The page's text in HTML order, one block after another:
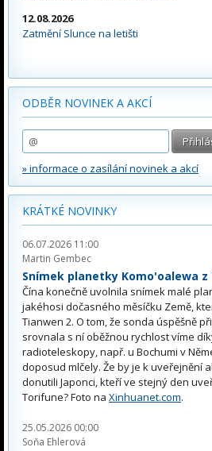
12.08.2026
Zatmění Slunce na letišti
ODBĚR NOVINEK A AKCÍ
» informace o zasílání novinek a akcí
KRÁTKÉ NOVINKY
06.07.2026 11:00
Martin Gembec
Snímek planetky Komo'oalewa z
Čína konečně uvolnila snímek malé
jakéhosi dočasného měsíčku Země,
Tianwen 2. O tom, že sonda úspěšně
srovnala s ní oběžnou rychlost víme
radioteleskopy, např. u Bochumi v
doposud mlčely. Že by je k uveřejnění
donutili Japonci, kteří ve stejný den
Torifune? Foto na Xinhuanet.com.
25.05.2026 00:00
Soňa Ehlerová